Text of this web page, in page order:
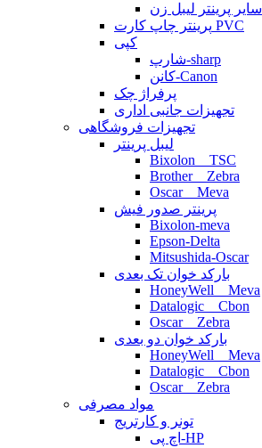
سایر پرینتر لیبل زن
پرینتر چاپ کارت PVC
کپی
شارپ-sharp
کانن-Canon
پرفراژ چک
تجهیزات جانبی اداری
تجهیزات فروشگاهی
لیبل پرینتر
Bixolon _ TSC
Brother _ Zebra
Oscar _ Meva
پرینتر صدور فیش
Bixolon-meva
Epson-Delta
Mitsushida-Oscar
بارکد خوان تک بعدی
HoneyWell _ Meva
Datalogic _ Cbon
Oscar _ Zebra
بارکد خوان دو بعدی
HoneyWell _ Meva
Datalogic _ Cbon
Oscar _ Zebra
مواد مصرفی
تونر و کارتریج
اچ پی-HP